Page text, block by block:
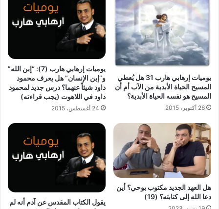
يوميات إرهابي هارب 31 هل يُعطي
المسيح الحياة الأبدية من الآب أم أن
المسيح هو نفسه الحياة الأبدية؟
26 أكتوبر، 2015
يوميات إرهابي هارب (7): “إبن الله”
و”إبن الإنسان” هل يعرف محمود
داود شيئاً عنهما؟ درس جديد لمحمود
داود في اللاهوت (يجب قراءته)
24 أغسطس، 2015
هل العهد الجديد مكتوب بوحي؟ أين
دعا الله إلى كتابته؟ (19)
يقول الكتاب المقدس عن آدم أنه لم